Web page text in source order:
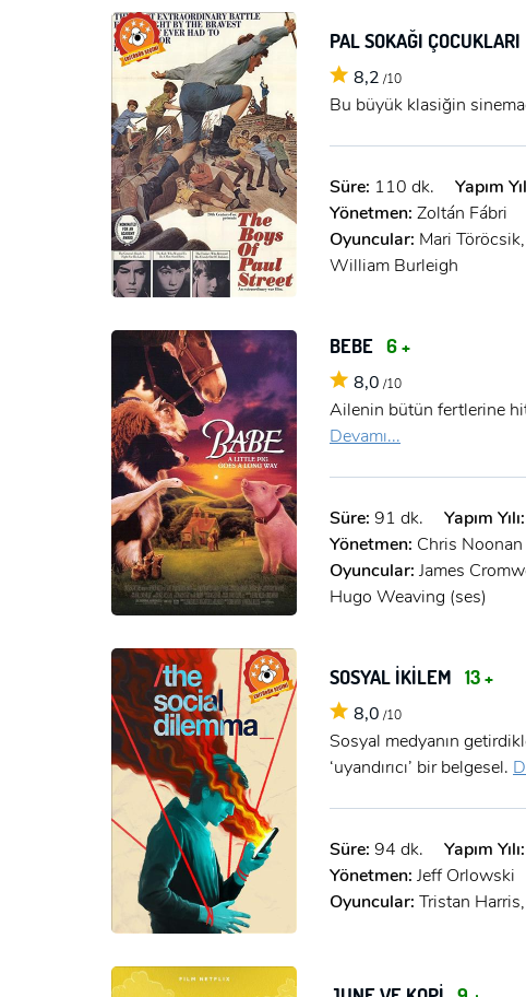
PAL SOKAĞI ÇOCUKLARI
8,2 /10
Bu büyük klasiğin
Süre: 110 dk. Yapım
Yönetmen: Zoltán Fábri
Oyuncular: Mari
William Burleigh
BEBE 6 +
8,0 /10
Ailenin bütün fertlerine
Devamı...
Süre: 91 dk. Yapım Yılı:
Yönetmen: Chris Noonan
Oyuncular: James
Hugo Weaving (ses)
SOSYAL İKİLEM 13 +
8,0 /10
Sosyal medyanın
‘uyandırıcı’ bir belgesel.
Süre: 94 dk. Yapım Yılı:
Yönetmen: Jeff Orlowski
Oyuncular: Tristan